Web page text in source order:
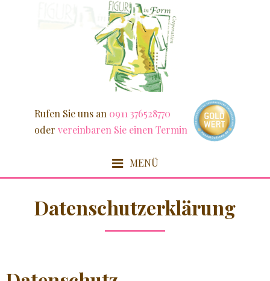
Rufen Sie uns an 0911 376528770
oder vereinbaren Sie einen Termin
MENÜ
Datenschutzerklärung